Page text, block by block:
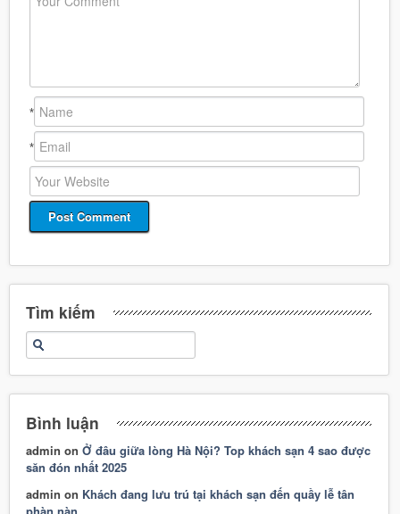
*
*
Tìm kiếm
Bình luận
admin onỞ đâu giữa lòng Hà Nội? Top khách sạn 4 sao được
săn đón nhất 2025
admin on Khách đang lưu trú tại khách sạn đến quầy lễ tân